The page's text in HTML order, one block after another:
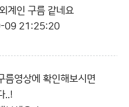
계인 구름 같네요
09 21:25:20
름영상에 확인해보시면
..!